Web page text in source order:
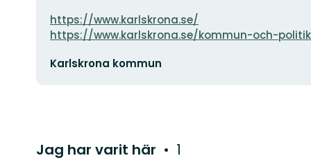
Adress
https://www.karlskrona.se/
https://www.karlskrona.se/kommun-och-
postadress
Karlskrona kommun
Jag har varit här 1